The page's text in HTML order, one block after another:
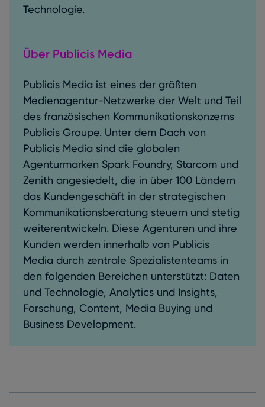
Technologie.
Über Publicis Media
Publicis Media ist eines der größten
Medienagentur-Netzwerke der Welt und Teil
des französischen Kommunikationskonzerns
Publicis Groupe. Unter dem Dach von
Publicis Media sind die globalen
Agenturmarken Spark Foundry, Starcom und
Zenith angesiedelt, die in über 100 Ländern
das Kundengeschäft in der strategischen
Kommunikationsberatung steuern und stetig
weiterentwickeln. Diese Agenturen und ihre
Kunden werden innerhalb von Publicis
Media durch zentrale Spezialistenteams in
den folgenden Bereichen unterstützt: Daten
und Technologie, Analytics und Insights,
Forschung, Content, Media Buying und
Business Development.